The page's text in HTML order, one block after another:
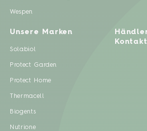
Wespen
Unsere Marken
Solabiol
Protect Garden
Protect Home
Thermacell
Biogents
Nutrione
Kontakt